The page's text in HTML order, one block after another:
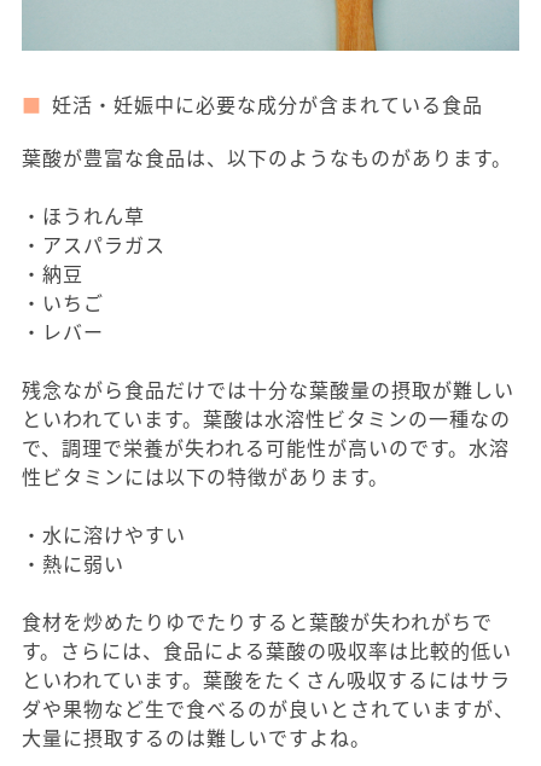
妊活・妊娠中に必要な成分が含まれている食品
葉酸が豊富な食品は、以下のようなものがあります。
・ほうれん草
・アスパラガス
・納豆
・いちご
・レバー
残念ながら食品だけでは十分な葉酸量の摂取が難しい
といわれています。葉酸は水溶性ビタミンの一種なの
で、調理で栄養が失われる可能性が高いのです。水溶
性ビタミンには以下の特徴があります。
・水に溶けやすい
・熱に弱い
食材を炒めたりゆでたりすると葉酸が失われがちで
す。さらには、食品による葉酸の吸収率は比較的低い
といわれています。葉酸をたくさん吸収するにはサラ
ダや果物など生で食べるのが良いとされていますが、
大量に摂取するのは難しいですよね。